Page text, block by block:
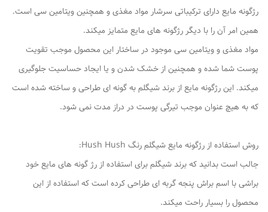
رژگونه مایع دارای ترکیباتی سرشار مواد مغذی و همچنین ویتامین سی است.
همین امر آن را با دیگر رژگونه های مایع متمایز میکند.
مواد مغذی و ویتامین سی موجود در ساختار این محصول موجب تقویت
پوست شما شده و همچنین از خشک شدن و یا ایجاد حساسیت جلوگیری
میکند. این رژگونه مایع از برند شیگلم به گونه ای طراحی و ساخته شده است
که به هیچ عنوان موجب تیرگی پوست در دراز مدت نمی شود.
روش استفاده از رژگونه مایع شیگلم رنگ Hush Hush:
جالب است بدانید که برند شیگلم برای استفاده از رژ گونه های مایع خود
براشی با اسم براش پنجه گربه ای طراحی کرده است که استفاده از این
محصول را بسیار راحت میکند.